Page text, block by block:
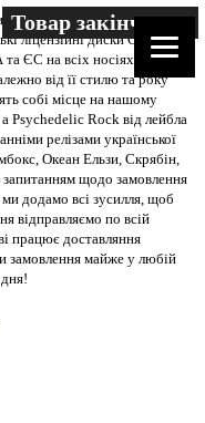
“Два меломани”. У нас Ви
ліцензійні диски CD, DVD,
ЄС на всіх носіях. В
від її стилю та року
собі місце на нашому
а Psychedelic Rock від лейбла
релізами української
Океан Ельзи, Скрябін,
щодо замовлення
ми додамо всі зусилля, щоб
відправляємо по всій
працює доставляння
замовлення майже у любій
Товар закінчився